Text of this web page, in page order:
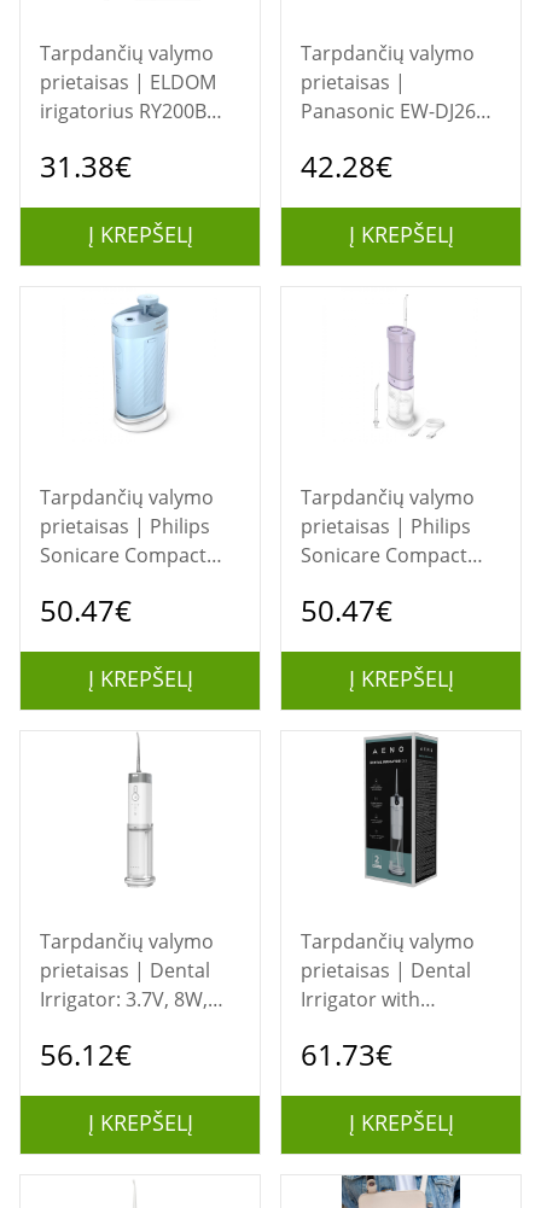
Tarpdančių valymo
prietaisas | ELDOM
irigatorius RY200B
31.38€
Į KREPŠELĮ
Tarpdančių valymo
prietaisas |
Panasonic EW-DJ26
L
42.28€
Į KREPŠELĮ
Tarpdančių valymo
prietaisas | Philips
Sonicare Compact
HX3333/24 Burnos
50.47€
Į KREPŠELĮ
Tarpdančių valymo
prietaisas | Philips
Sonicare Compact
HX3333/23 Burnos
50.47€
Į KREPŠELĮ
Tarpdančių valymo
prietaisas | Dental
Irrigator: 3.7V, 8W,
56.12€
Į KREPŠELĮ
Tarpdančių valymo
prietaisas | Dental
Irrigator with
3.7V, 8W, 2500mAh,
61.73€
Į KREPŠELĮ